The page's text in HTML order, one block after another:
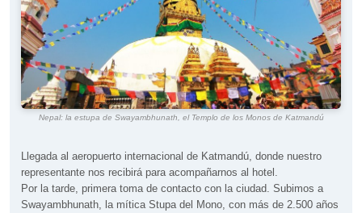
Nepal: la estupa de Swayambhunath, el Templo de los Monos de Katmandú
Llegada al aeropuerto internacional de Katmandú, donde nuestro
representante nos recibirá para acompañarnos al hotel.
Por la tarde, primera toma de contacto con la ciudad. Subimos a
Swayambhunath, la mítica Stupa del Mono, con más de 2.500 años